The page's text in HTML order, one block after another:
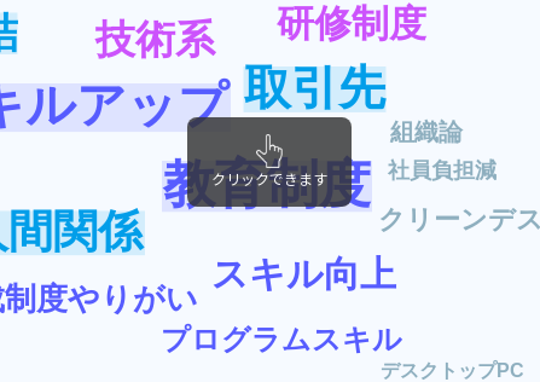
クリックできます
教育制度
ルアップ 取引先
間関係
技術系 研修制度
スキル向上
度やりがい
プログラムスキル
クリーンデ
組織論
社員負担減
デスクトップPC